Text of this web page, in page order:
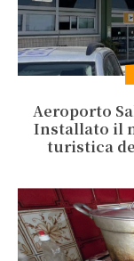
Aeroporto
Installato il
turistica